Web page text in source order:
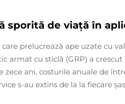
sporită de viață în
prelucrează ape uzate cu
armat cu sticlă (GRP) a
zece ani, costurile anuale de
s-au extins de la la fiecare